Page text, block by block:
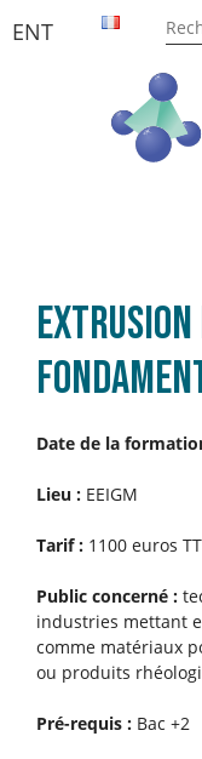
auENT
Date de la
Lieu : EEIGM
Tarif : 1100 euros
Public concerné :
industries mettant
comme matériaux
ou produits
Pré-requis : Bac +2